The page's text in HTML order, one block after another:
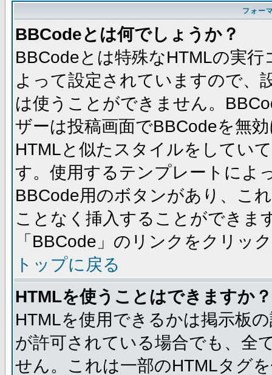
フォー
BBCodeとは何でしょうか？
BBCodeとは特殊なHTMLの実
よって設定されていますので、
は使うことができません。
ザーは投稿画面でBBCodeを無
HTMLと似たスタイルをしてい
す。使用するテンプレートによ
BBCode用のボタンがあり、こ
ことなく挿入することができま
「BBCode」のリンクをクリッ
トップに戻る
HTMLを使うことはできますか？
HTMLを使用できるかは掲示板
が許可されている場合でも、全
せん。これは一部のHTMLタグ